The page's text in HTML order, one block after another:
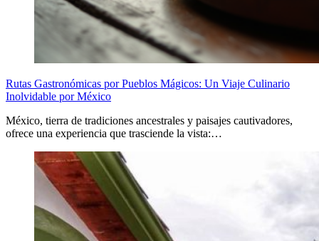
Rutas Gastronómicas por Pueblos Mágicos: Un Viaje Culinario
Inolvidable por México
México, tierra de tradiciones ancestrales y paisajes cautivadores,
ofrece una experiencia que trasciende la vista:…